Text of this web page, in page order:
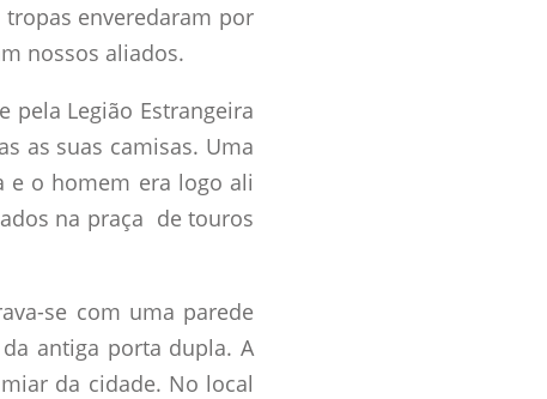
enveredaram por
nossos aliados.
pela Legião Estrangeira
as suas camisas. Uma
e o homem era logo ali
na praça de touros
se com uma parede
antiga porta dupla. A
da cidade. No local